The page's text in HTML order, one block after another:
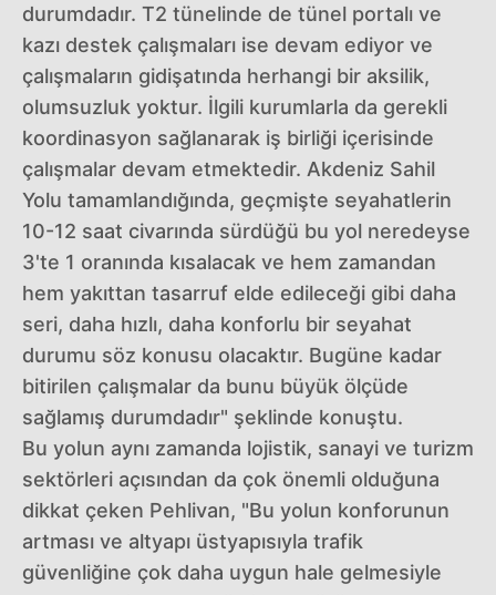
durumdadır. T2 tünelinde de tünel portalı ve
kazı destek çalışmaları ise devam ediyor ve
çalışmaların gidişatında herhangi bir aksilik,
olumsuzluk yoktur. İlgili kurumlarla da gerekli
koordinasyon sağlanarak iş birliği içerisinde
çalışmalar devam etmektedir. Akdeniz Sahil
Yolu tamamlandığında, geçmişte seyahatlerin
10-12 saat civarında sürdüğü bu yol neredeyse
3'te 1 oranında kısalacak ve hem zamandan
hem yakıttan tasarruf elde edileceği gibi daha
seri, daha hızlı, daha konforlu bir seyahat
durumu söz konusu olacaktır. Bugüne kadar
bitirilen çalışmalar da bunu büyük ölçüde
sağlamış durumdadır" şeklinde konuştu.
Bu yolun aynı zamanda lojistik, sanayi ve turizm
sektörleri açısından da çok önemli olduğuna
dikkat çeken Pehlivan, "Bu yolun konforunun
artması ve altyapı üstyapısıyla trafik
güvenliğine çok daha uygun hale gelmesiyle